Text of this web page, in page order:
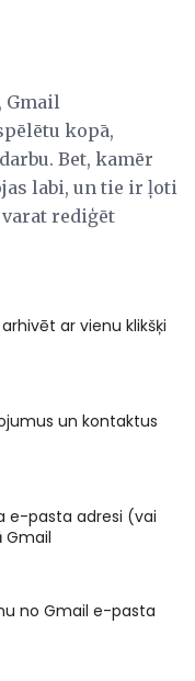
Gmail
kopā,
Bet, kamēr
labi, un tie ir ļoti
rediģēt
ar vienu klikšķi
un kontaktus
e-pasta adresi (vai
Gmail
no Gmail e-pasta